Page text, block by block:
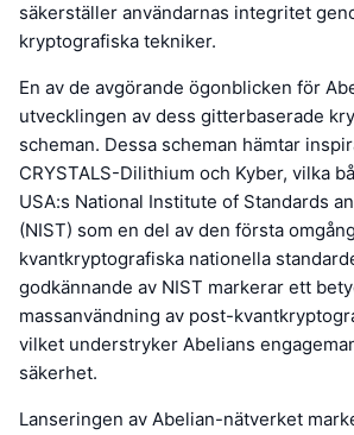
säkerställer användarnas integritet
kryptografiska tekniker.
En av de avgörande ögonblicken för
utvecklingen av dess gitterbaserade
scheman. Dessa scheman hämtar
CRYSTALS-Dilithium och Kyber, vilka
USA:s National Institute of Standards
(NIST) som en del av den första
kvantkryptografiska nationella
godkännande av NIST markerar ett
massanvändning av post-
vilket understryker Abelians
säkerhet.
Lanseringen av Abelian-nätverket